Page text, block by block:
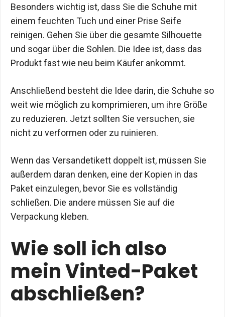
Besonders wichtig ist, dass Sie die Schuhe mit
einem feuchten Tuch und einer Prise Seife
reinigen. Gehen Sie über die gesamte Silhouette
und sogar über die Sohlen. Die Idee ist, dass das
Produkt fast wie neu beim Käufer ankommt.
Anschließend besteht die Idee darin, die Schuhe so
weit wie möglich zu komprimieren, um ihre Größe
zu reduzieren. Jetzt sollten Sie versuchen, sie
nicht zu verformen oder zu ruinieren.
Wenn das Versandetikett doppelt ist, müssen Sie
außerdem daran denken, eine der Kopien in das
Paket einzulegen, bevor Sie es vollständig
schließen. Die andere müssen Sie auf die
Verpackung kleben.
Wie soll ich also
mein Vinted-Paket
abschließen?